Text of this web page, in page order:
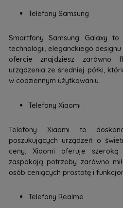
Telefony Samsung
Smartfony Samsung Galaxy to
technologii, eleganckiego
ofercie znajdziesz
urządzenia ze średniej półki,
w codziennym użytkowaniu.
Telefony Xiaomi
Telefony Xiaomi to
poszukujących urządzeń o
ceny. Xiaomi oferuje
zaspokoją potrzeby zarówno
osób ceniących prostotę i
Telefony Realme